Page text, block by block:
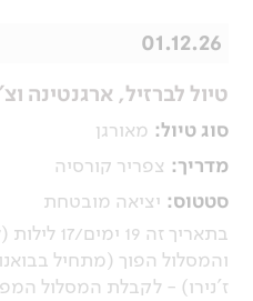
טיול לברזיל, ארגנטינה
סוג טיול: מאורגן
01.12.26
מדריך: צפריר קורסיה
סטטוס: יציאה מובטחת
בתאריך זה
והמסלול הפוך (מתחיל
ז'נירו) - לקבלת המסלול